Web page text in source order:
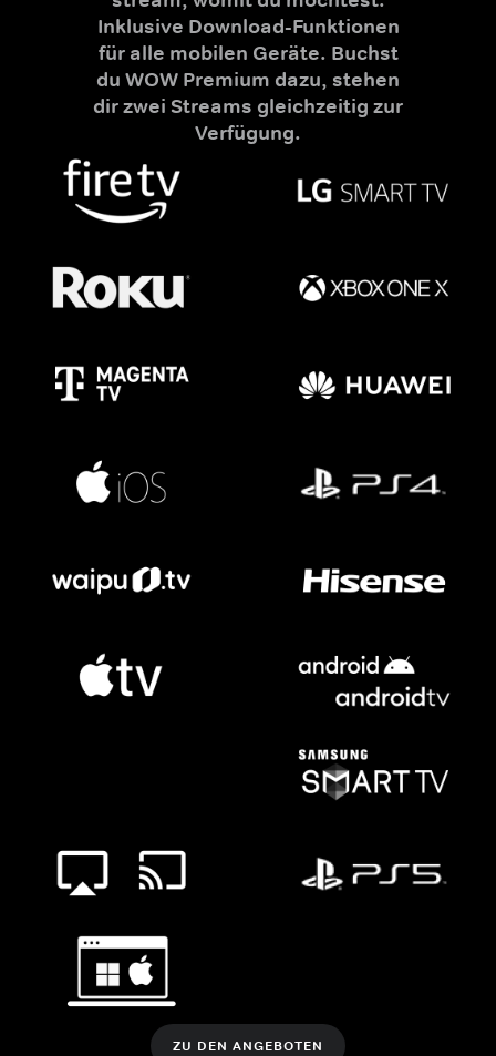
Inklusive Download-Funktionen
für alle mobilen Geräte. Buchst
du WOW Premium dazu, stehen
dir zwei Streams gleichzeitig zur
Verfügung.
ZU DEN ANGEBOTEN